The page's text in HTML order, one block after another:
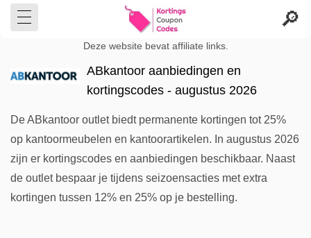
Deze website bevat affiliate links.
ABkantoor aanbiedingen en
kortingscodes - augustus 2026
De ABkantoor outlet biedt permanente kortingen tot 25%
op kantoormeubelen en kantoorartikelen. In augustus 2026
zijn er kortingscodes en aanbiedingen beschikbaar. Naast
de outlet bespaar je tijdens seizoensacties met extra
kortingen tussen 12% en 25% op je bestelling.